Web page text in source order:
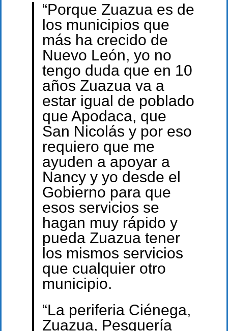
“Porque Zuazua es de
los municipios que
más ha crecido de
Nuevo León, yo no
tengo duda que en 10
años Zuazua va a
estar igual de poblado
que Apodaca, que
San Nicolás y por eso
requiero que me
ayuden a apoyar a
Nancy y yo desde el
Gobierno para que
esos servicios se
hagan muy rápido y
pueda Zuazua tener
los mismos servicios
que cualquier otro
municipio.
“La periferia Ciénega,
Zuazua, Pesquería